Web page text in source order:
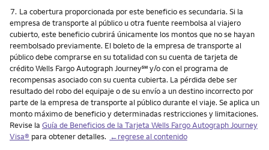
Nota
7. La cobertura proporcionada por este beneficio es secundaria. Si la
empresa de transporte al público u otra fuente reembolsa al viajero
cubierto, este beneficio cubrirá únicamente los montos que no se hayan
reembolsado previamente. El boleto de la empresa de transporte al
público debe comprarse en su totalidad con su cuenta de tarjeta de
crédito Wells Fargo Autograph Journeyservice mark
℠y/o con el programa de
recompensas asociado con su cuenta cubierta. La pérdida debe ser
resultado del robo del equipaje o de su envío a un destino incorrecto por
parte de la empresa de transporte al público durante el viaje. Se aplica un
monto máximo de beneficio y determinadas restricciones y limitaciones.
Revise la Guía de Beneficios de la Tarjeta Wells Fargo Autograph Journey
Visa® para obtener detalles. ←regrese al contenido